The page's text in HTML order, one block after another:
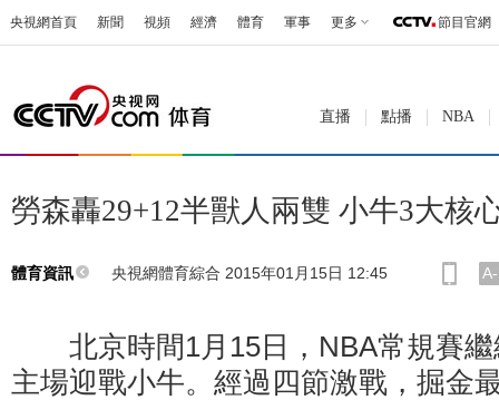
央視網首頁 新聞 視頻 經濟 體育 軍事 更多 節目官網
直播 點播 NBA
勞森轟29+12半獸人兩雙 小牛3大核
體育資訊 央視網體育綜合 2015年01月15日 12:45 A-
北京時間1月15日，NBA常規賽繼
主場迎戰小牛。經過四節激戰，掘金